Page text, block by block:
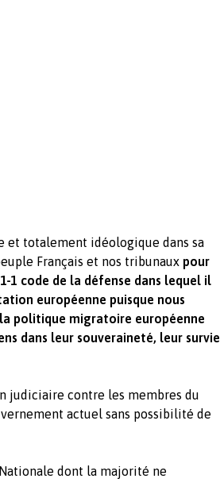
et totalement idéologique dans sa
Français et nos tribunaux pour
1 code de la défense dans lequel il
européenne puisque nous
politique migratoire européenne
dans leur souveraineté, leur survie
judiciaire contre les membres du
actuel sans possibilité de
dont la majorité ne